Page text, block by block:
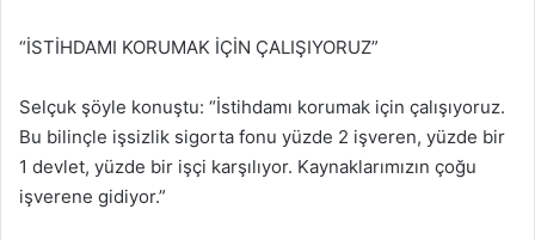
“İSTİHDAMI KORUMAK İÇİN ÇALIŞIYORUZ”
Selçuk şöyle konuştu: “İstihdamı korumak için çalışıyoruz.
Bu bilinçle işsizlik sigorta fonu yüzde 2 işveren, yüzde bir
1 devlet, yüzde bir işçi karşılıyor. Kaynaklarımızın çoğu
işverene gidiyor.”